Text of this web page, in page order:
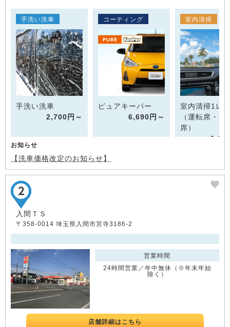
手洗い洗車
手洗い洗車
2,700円～
コーティング
ピュアキーパー
6,690円～
室内清掃
室内清掃1レ
（運転席・助
席）
お知らせ
【洗車価格改定のお知らせ】
入間ＴＳ
〒358-0014 埼玉県入間市宮寺3186-2
営業時間
24時間営業／年中無休（※年末年始
除く）
店舗詳細はこちら